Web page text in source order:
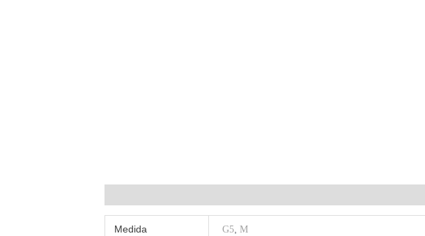
Medida G5 ,M